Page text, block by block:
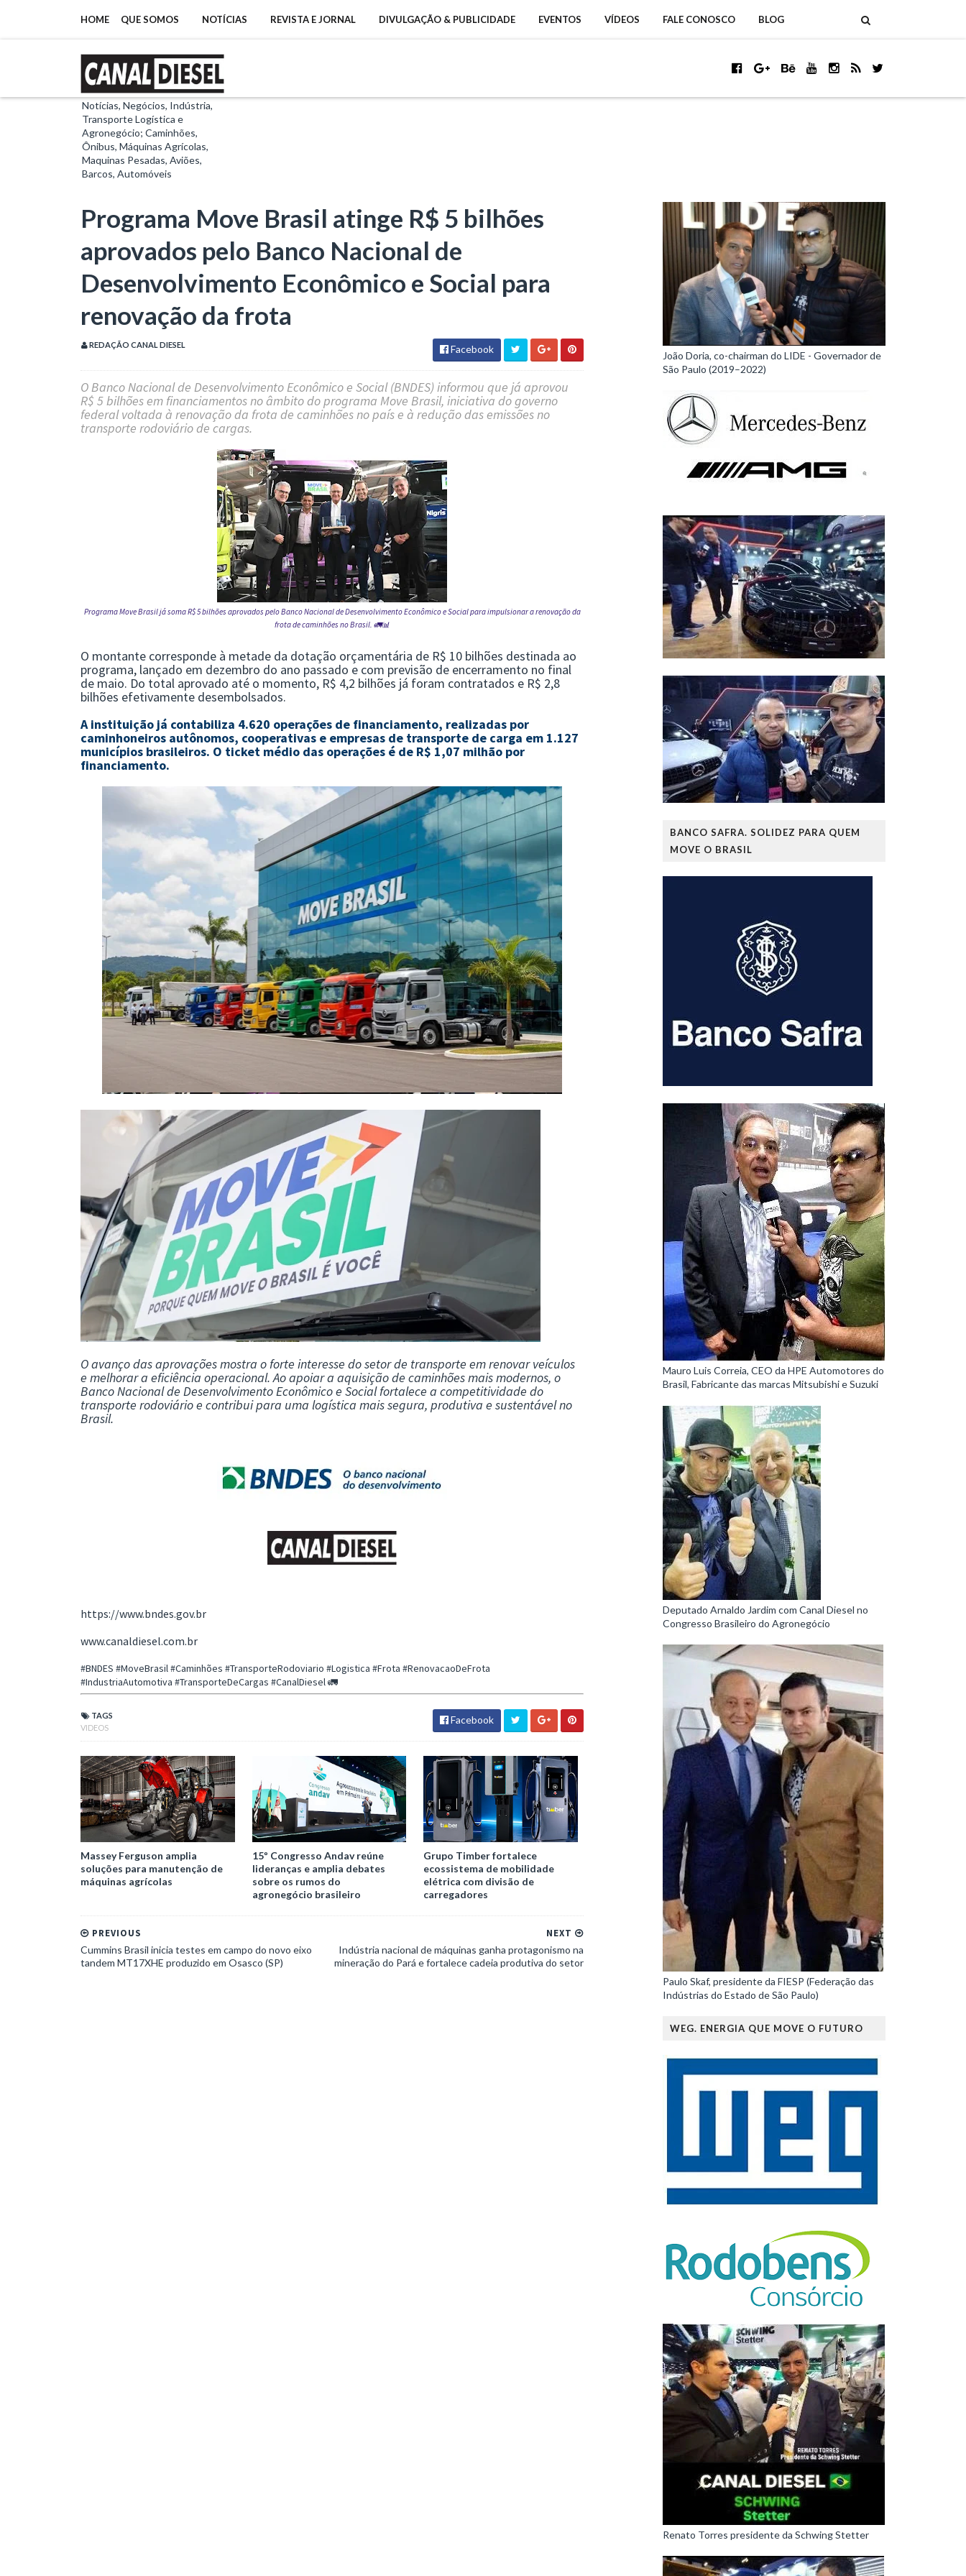
HOME QUE SOMOS NOTÍCIAS REVISTA E JORNAL DIVULGAÇÃO & PUBLICIDADE EVENTOS VÍDEOS FALE CONOSCO BLOG
Notícias, Negócios, Indústria,
Transporte Logística e
Agronegócio; Caminhões,
Ônibus, Máquinas Agrícolas,
Maquinas Pesadas, Aviões,
Barcos, Automóveis
Programa Move Brasil atinge R$ 5 bilhões
aprovados pelo Banco Nacional de
Desenvolvimento Econômico e Social para
renovação da frota
REDAÇÃO CANAL DIESEL Facebook
OBanco Nacional de Desenvolvimento Econômico e Social(BNDES) informou que já aprovou
R$ 5 bilhões em financiamentosno âmbito do programa Move Brasil, iniciativa do governo
federal voltada à renovação da frota de caminhões no país e à redução das emissões no
transporte rodoviário de cargas.
ProgramaMove Brasiljá soma R$ 5 bilhões aprovados peloBanco Nacional de Desenvolvimento Econômico e Socialpara impulsionar a renovação da
frota de caminhões no Brasil. 🚛📊
O montante corresponde à metade da dotação orçamentária de R$ 10 bilhões destinada ao
programa, lançado em dezembro do ano passado e com previsão de encerramento no final
de maio. Do total aprovado até o momento, R$ 4,2 bilhões já foram contratados e R$ 2,8
bilhões efetivamente desembolsados.
A instituição já contabiliza 4.620 operações de financiamento, realizadas por
caminhoneiros autônomos, cooperativas e empresas de transporte de carga em 1.127
municípios brasileiros. O ticket médio das operações é de R$ 1,07 milhão por
financiamento.
O avanço das aprovações mostra o forte interesse do setor de transporte em renovar veículos
e melhorar a eficiência operacional. Ao apoiar a aquisição de caminhões mais modernos, o
Banco Nacional de Desenvolvimento Econômico e Socialfortalece a competitividade do
transporte rodoviário e contribui para uma logística mais segura, produtiva e sustentável no
Brasil.
https://www.bndes.gov.br
www.canaldiesel.com.br
#BNDES #MoveBrasil #Caminhões #TransporteRodoviario #Logistica #Frota #RenovacaoDeFrota
#IndustriaAutomotiva #TransporteDeCargas #CanalDiesel 🚛
TAGS
VIDEOS
Facebook
Massey Ferguson amplia
soluções para manutenção de
máquinas agrícolas
15º Congresso Andav reúne
lideranças e amplia debates
sobre os rumos do
agronegócio brasileiro
Grupo Timber fortalece
ecossistema de mobilidade
elétrica com divisão de
carregadores
NEXT
Indústria nacional de máquinas ganha protagonismo na
mineração do Pará e fortalece cadeia produtiva do setor
PREVIOUS
Cummins Brasil inicia testes em campo do novo eixo
tandem MT17XHE produzido em Osasco (SP)
João Doria, co-chairman do LIDE - Governador de
São Paulo (2019–2022)
BANCO SAFRA. SOLIDEZ PARA QUEM
MOVE O BRASIL
Mauro Luis Correia, CEO da HPE Automotores do
Brasil, Fabricante das marcas Mitsubishi e Suzuki
Deputado Arnaldo Jardim com Canal Diesel no
Congresso Brasileiro do Agronegócio
Paulo Skaf, presidente da FIESP (Federação das
Indústrias do Estado de São Paulo)
WEG. ENERGIA QUE MOVE O FUTURO
Renato Torres presidente da Schwing Stetter